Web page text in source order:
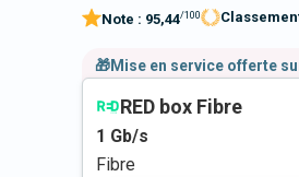
Note : 95,44/100
🎁Mise en service offerte
RED box Fibre
1 Gb/s
Fibre